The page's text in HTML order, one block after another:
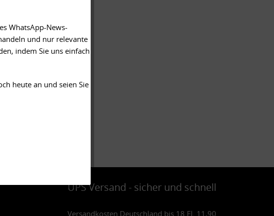
UPS Versand - sicher und schnell
Versandkosten Deutschland bis 18 Fl. 11,90
WhatsApp-News-
und nur relevante
indem Sie uns einfach
heute an und seien Sie